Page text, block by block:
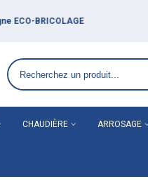
CHAUDIÈRE ARROSAGE